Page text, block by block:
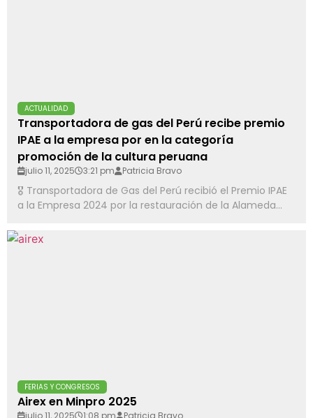
ACTUALIDAD
Transportadora de gas del Perú recibe premio
IPAE a la empresa por en la categoría
promoción de la cultura peruana
julio 11, 2025 3:21 pm Patricia Bravo
🎖 Transportadora de Gas del Perú recibió el Premio IPAE
a la Empresa 2024 por la restauración de la Alameda...
FERIAS Y CONGRESOS
Airex en Minpro 2025